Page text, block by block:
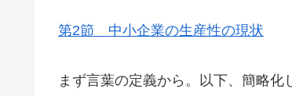
第2節 中小企業の生産性の現状
まず言葉の定義から。以下、簡略化